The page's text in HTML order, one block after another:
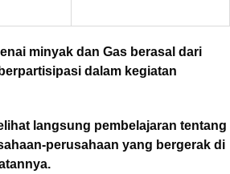
minyak dan Gas berasal dari
dalam kegiatan
langsung pembelajaran tentang
perusahaan yang bergerak di